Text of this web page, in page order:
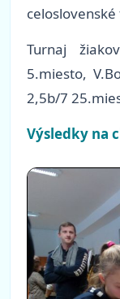
Turnaj
5.miesto,
2,5b/7
Výsledky na